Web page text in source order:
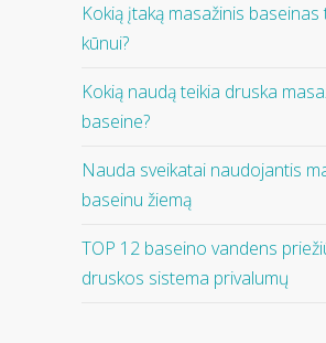
Kokią įtaką masažinis baseinas
kūnui?
Kokią naudą teikia druska
baseine?
Nauda sveikatai naudojantis
baseinu žiemą
TOP 12 baseino vandens
druskos sistema privalumų